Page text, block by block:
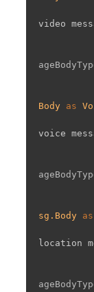
video
Body as
voice
sg.Body as
location